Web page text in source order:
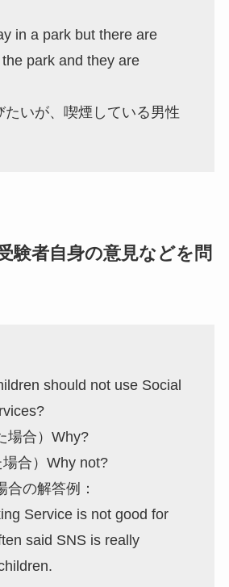
in a park but there are
park and they are
たいが、喫煙している男性
験者自身の意見などを問
should not use Social
場合）Why?
場合）Why not?
合の解答例：
Service is not good for
said SNS is really